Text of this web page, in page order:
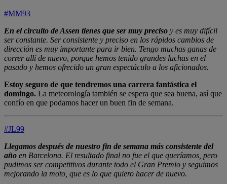
#MM93
En el circuito de Assen tienes que ser muy preciso y es muy difícil
ser constante. Ser consistente y preciso en los rápidos cambios de
dirección es muy importante para ir bien. Tengo muchas ganas de
correr allí de nuevo, porque hemos tenido grandes luchas en el
pasado y hemos ofrecido un gran espectáculo a los aficionados.
Estoy seguro de que tendremos una carrera fantástica el
domingo. La meteorología también se espera que sea buena, así que
confío en que podamos hacer un buen fin de semana.
#JL99
Llegamos después de nuestro fin de semana más consistente del
año en Barcelona. El resultado final no fue el que queríamos, pero
pudimos ser competitivos durante todo el Gran Premio y seguimos
mejorando la moto, que es lo que quiero hacer de nuevo.